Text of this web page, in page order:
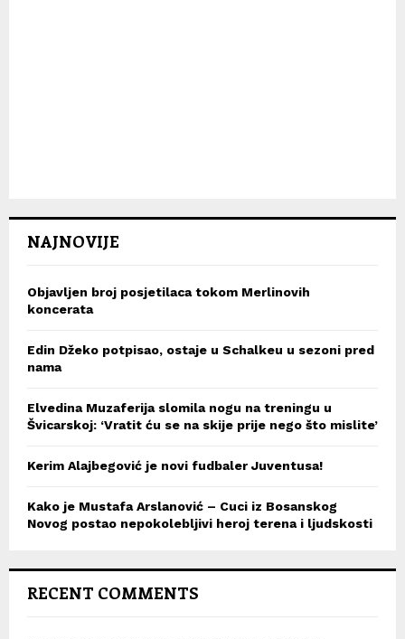
NAJNOVIJE
Objavljen broj posjetilaca tokom Merlinovih
koncerata
Edin Džeko potpisao, ostaje u Schalkeu u sezoni pred
nama
Elvedina Muzaferija slomila nogu na treningu u
Švicarskoj: ‘Vratit ću se na skije prije nego što mislite’
Kerim Alajbegović je novi fudbaler Juventusa!
Kako je Mustafa Arslanović – Cuci iz Bosanskog
Novog postao nepokolebljivi heroj terena i ljudskosti
RECENT COMMENTS